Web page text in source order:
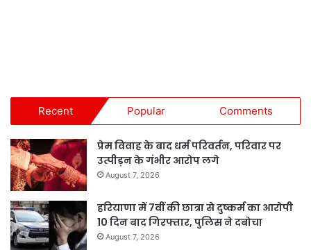
Recent Popular Comments
प्रेम विवाह के बाद धर्म परिवर्तन, परिवार पर
उत्पीड़न के गंभीर आरोप लगे
August 7, 2026
हरियाणा में 7वीं की छात्रा से दुष्कर्म का आरोपी
10 दिन बाद गिरफ्तार, पुलिस ने दबोचा
August 7, 2026